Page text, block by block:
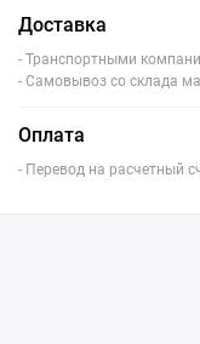
Доставка
- Транспортными
- Самовывоз со склада
Оплата
- Перевод на расчетный